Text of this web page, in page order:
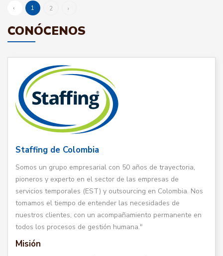
‹ 1 2 ›
CONÓCENOS
Staffing de Colombia
Somos un grupo empresarial con 50 años de trayectoria,
pioneros y experto en el sector de las empresas de
servicios temporales (EST) y outsourcing en Colombia. Nos
tomamos el tiempo de entender las necesidades de
nuestros clientes, con un acompañamiento permanente en
todos los procesos de gestión humana."
Misión